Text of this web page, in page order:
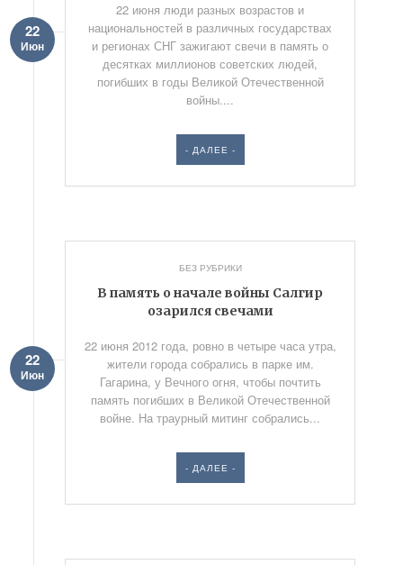
22
Июн
22 июня люди разных возрастов и
национальностей в различных государствах
и регионах СНГ зажигают свечи в память о
десятках миллионов советских людей,
погибших в годы Великой Отечественной
войны....
- ДАЛЕЕ -
БЕЗ РУБРИКИ
В память о начале войны Салгир
озарился свечами
22
Июн
22 июня 2012 года, ровно в четыре часа утра,
жители города собрались в парке им.
Гагарина, у Вечного огня, чтобы почтить
память погибших в Великой Отечественной
войне. На траурный митинг собрались...
- ДАЛЕЕ -